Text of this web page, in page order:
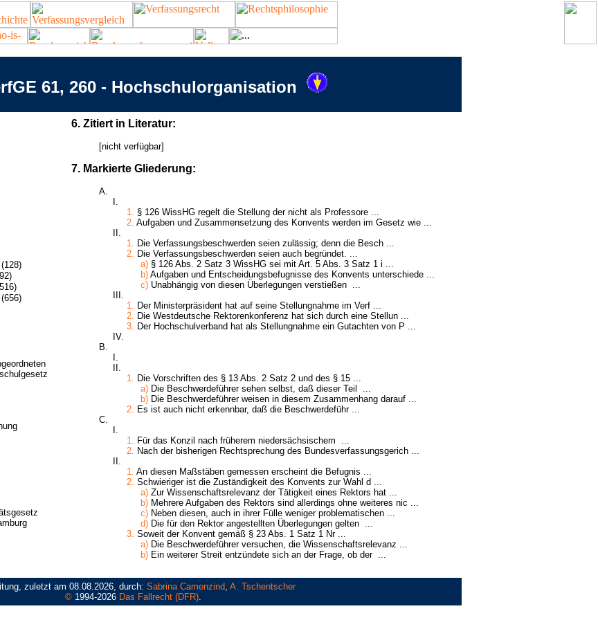
61, 260 - Hochschulorganisation
6. Zitiert in Literatur:
[nicht verfügbar]
7. Markierte Gliederung:
A.
I.
1. § 126 WissHG regelt die Stellung der nicht als Professore ...
2. Aufgaben und Zusammensetzung des Konvents werden im Gesetz wie ...
II.
1. Die Verfassungsbeschwerden seien zulässig; denn die Besch ...
2. Die Verfassungsbeschwerden seien auch begründet. ...
a) § 126 Abs. 2 Satz 3 WissHG sei mit Art. 5 Abs. 3 Satz 1 i ...
b) Aufgaben und Entscheidungsbefugnisse des Konvents unterschiede ...
c) Unabhängig von diesen Überlegungen verstießen ...
III.
1. Der Ministerpräsident hat auf seine Stellungnahme im Verf ...
2. Die Westdeutsche Rektorenkonferenz hat sich durch eine Stellun ...
3. Der Hochschulverband hat als Stellungnahme ein Gutachten von P ...
IV.
B.
I.
II.
1. Die Vorschriften des § 13 Abs. 2 Satz 2 und des § 15 ...
a) Die Beschwerdeführer sehen selbst, daß dieser Teil ...
b) Die Beschwerdeführer weisen in diesem Zusammenhang darauf ...
2. Es ist auch nicht erkennbar, daß die Beschwerdeführ ...
C.
I.
1. Für das Konzil nach früherem niedersächsischem ...
2. Nach der bisherigen Rechtsprechung des Bundesverfassungsgerich ...
II.
1. An diesen Maßstäben gemessen erscheint die Befugnis ...
2. Schwieriger ist die Zuständigkeit des Konvents zur Wahl d ...
a) Zur Wissenschaftsrelevanz der Tätigkeit eines Rektors hat ...
b) Mehrere Aufgaben des Rektors sind allerdings ohne weiteres nic ...
c) Neben diesen, auch in ihrer Fülle weniger problematischen ...
d) Die für den Rektor angestellten Überlegungen gelten ...
3. Soweit der Konvent gemäß § 23 Abs. 1 Satz 1 Nr ...
a) Die Beschwerdeführer versuchen, die Wissenschaftsrelevanz ...
b) Ein weiterer Streit entzündete sich an der Frage, ob der ...
zuletzt am 08.08.2026, durch: Sabrina Camenzind, A. Tschentscher
©1994-2026 Das Fallrecht (DFR).